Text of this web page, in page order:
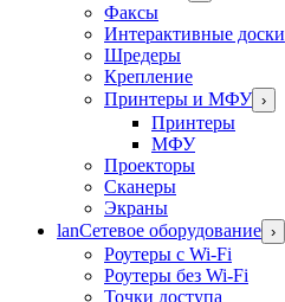
Факсы
Интерактивные доски
Шредеры
Крепление
Принтеры и МФУ ›
Принтеры
МФУ
Проекторы
Сканеры
Экраны
lanСетевое оборудование ›
Роутеры с Wi-Fi
Роутеры без Wi-Fi
Точки доступа